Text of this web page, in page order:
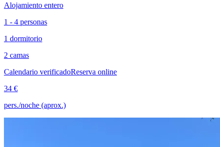
Alojamiento entero
1 - 4 personas
1 dormitorio
2 camas
Calendario verificadoReserva online
34 €
pers./noche (aprox.)